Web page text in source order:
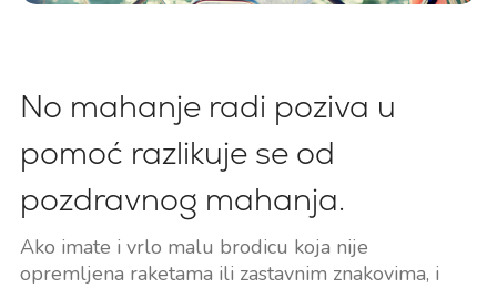
No mahanje radi poziva u
pomoć razlikuje se od
pozdravnog mahanja.
Ako imate i vrlo malu brodicu koja nije
opremljena raketama ili zastavnim znakovima, i